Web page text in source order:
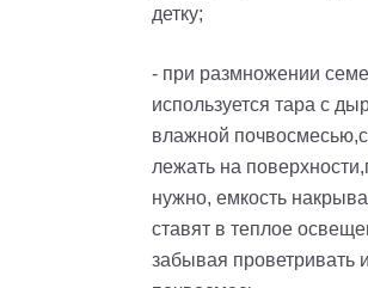
детку;
- при размножении
используется тара с
влажной почвосмесью,с
лежать на
нужно, емкость
ставят в теплое
забывая проветривать